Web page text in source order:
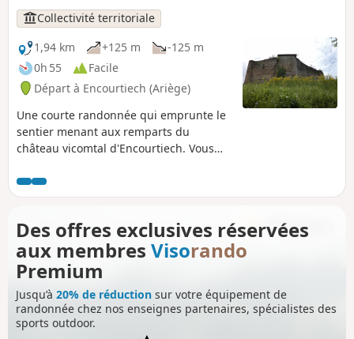
Collectivité territoriale
1,94 km
+125 m
-125 m
0h 55
Facile
Départ à Encourtiech (Ariège)
Une courte randonnée qui emprunte le
sentier menant aux remparts du
château vicomtal d'Encourtiech. Vous
emprunté par les ouailles du Vicomte
du Couserans afin de se mettre à l'abri
balade en famille où les enfants
pourront s'identifier aux chevaliers
résidant au château et où les plus
grands pourront apprécier la majesté
de ses remparts. Aucun risque de
s'égarer, le balisage est très présent et
parfaitement clair.
Des offres exclusives réservées
aux membres Visorando
Premium
Jusqu’à 20% de réduction sur votre équipement de
randonnée chez nos enseignes partenaires, spécialistes des
sports outdoor.